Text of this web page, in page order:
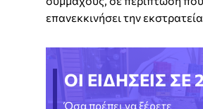
επανεκκινήσει την
ΟΙ ΕΙΔΗΣΕΙΣ ΣΕ
Όσα πρέπει να ξέρετε